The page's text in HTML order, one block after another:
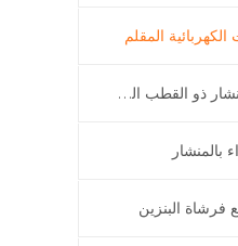
الكهربائية المقلم
بالمنشار ذو القطب الطويل
بالمنشار
فرشاة البنزين